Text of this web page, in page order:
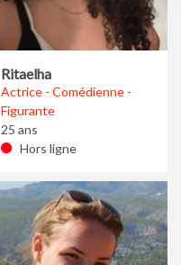
Ritaelha
Actrice - Comédienne -
Figurante
25 ans
Hors ligne